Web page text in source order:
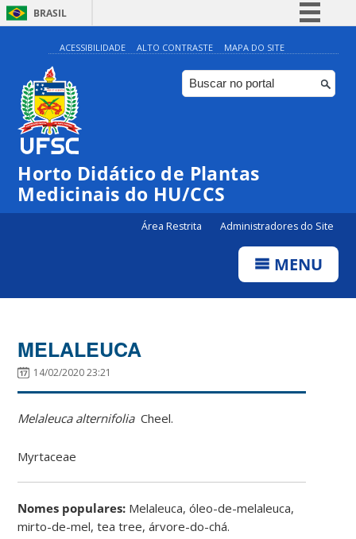
BRASIL
Simplifique!
Comunica BR
Participe
Canais
ACESSIBILIDADE ALTO CONTRASTE MAPA DO SITE
Horto Didático de Plantas
Medicinais do HU/CCS
Área Restrita Administradores do Site
MENU
MELALEUCA
14/02/2020 23:21
Melaleuca alternifoliaCheel.
Myrtaceae
Nomes populares: Melaleuca, óleo-de-melaleuca,
mirto-de-mel, tea tree, árvore-do-chá.